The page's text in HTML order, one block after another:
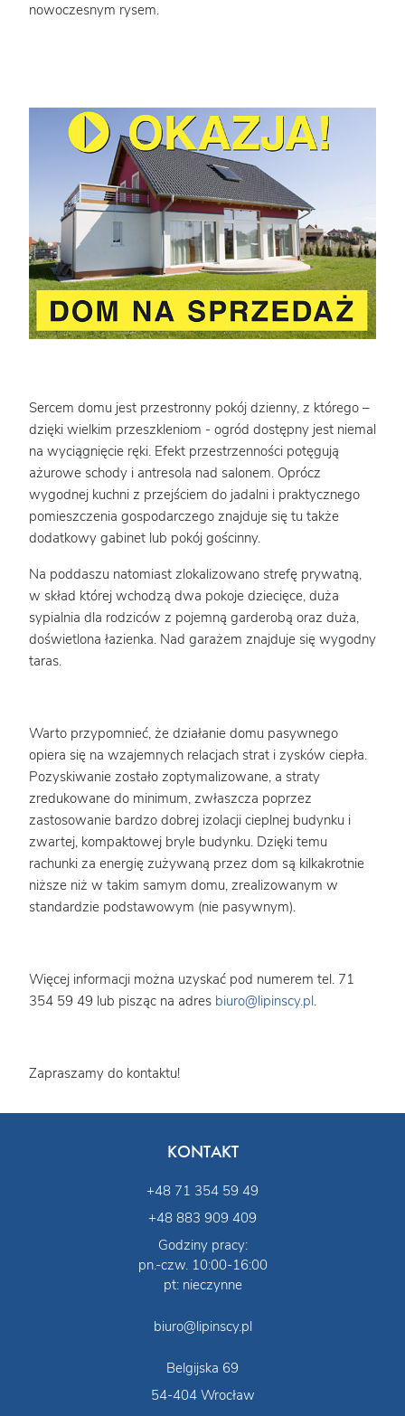
nowoczesnym rysem.
Sercem domu jest przestronny pokój dzienny, z którego –
dzięki wielkim przeszkleniom - ogród dostępny jest niemal
na wyciągnięcie ręki. Efekt przestrzenności potęgują
ażurowe schody i antresola nad salonem. Oprócz
wygodnej kuchni z przejściem do jadalni i praktycznego
pomieszczenia gospodarczego znajduje się tu także
dodatkowy gabinet lub pokój gościnny.
Na poddaszu natomiast zlokalizowano strefę prywatną,
w skład której wchodzą dwa pokoje dziecięce, duża
sypialnia dla rodziców z pojemną garderobą oraz duża,
doświetlona łazienka. Nad garażem znajduje się wygodny
taras.
Warto przypomnieć, że działanie domu pasywnego
opiera się na wzajemnych relacjach strat i zysków ciepła.
Pozyskiwanie zostało zoptymalizowane, a straty
zredukowane do minimum, zwłaszcza poprzez
zastosowanie bardzo dobrej izolacji cieplnej budynku i
zwartej, kompaktowej bryle budynku. Dzięki temu
rachunki za energię zużywaną przez dom są kilkakrotnie
niższe niż w takim samym domu, zrealizowanym w
standardzie podstawowym (nie pasywnym).
Więcej informacji można uzyskać pod numerem tel. 71
354 59 49 lub pisząc na adres biuro@lipinscy.pl.
Zapraszamy do kontaktu!
KONTAKT
+48 71 354 59 49
+48 883 909 409
Godziny pracy:
pn.-czw. 10:00-16:00
pt: nieczynne
biuro@lipinscy.pl
Belgijska 69
54-404 Wrocław